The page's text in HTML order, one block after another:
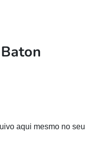
aqui mesmo no seu